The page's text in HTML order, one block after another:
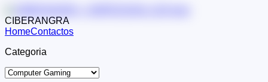
CIBERANGRA
HomeContactos
Categoria